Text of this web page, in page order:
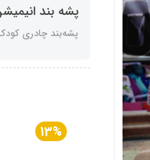
پشه‌ بند
پشه‌بند چادری
13%